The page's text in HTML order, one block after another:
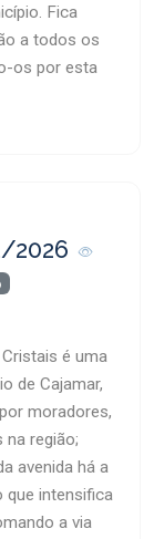
Fica
a todos os
os por esta
2026
é uma
de Cajamar,
moradores,
na região;
avenida há a
que intensifica
a via